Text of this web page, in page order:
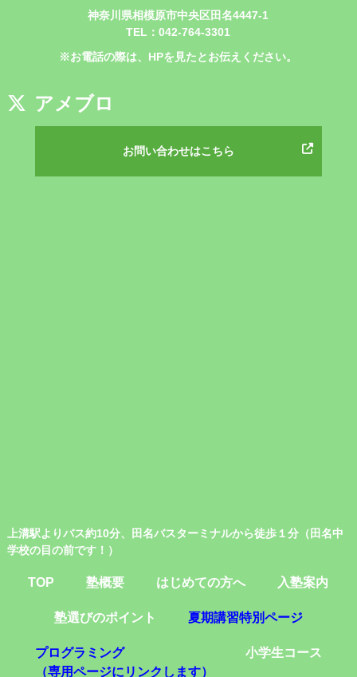
神奈川県相模原市中央区田名4447-1
TEL：042-764-3301
※お電話の際は、HPを見たとお伝えください。
アメブロ
お問い合わせはこちら
上溝駅よりバス約10分、田名バスターミナルから徒歩１分（田名中
学校の目の前です！）
TOP 塾概要 はじめての方へ 入塾案内
塾選びのポイント 夏期講習特別ページ
プログラミング
（専用ページにリンクします）
小学生コース